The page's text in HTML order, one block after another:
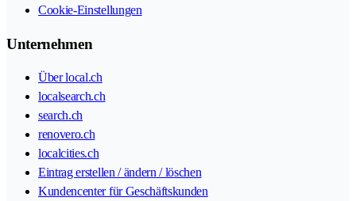
Cookie-Einstellungen
Unternehmen
Über local.ch
localsearch.ch
search.ch
renovero.ch
localcities.ch
Eintrag erstellen / ändern / löschen
Kundencenter für Geschäftskunden